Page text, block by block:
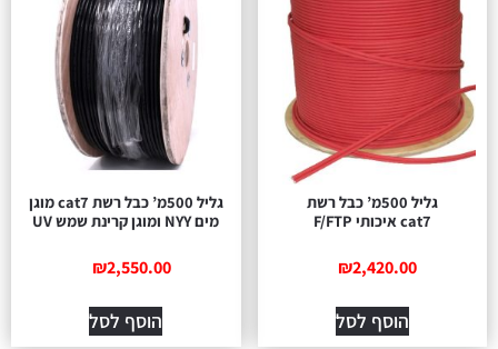
גליל 500מ’ כבל רשת
cat7 איכותי F/FTP
₪2,420.00
הוסף לסל
גליל 500מ’ כבל רשת cat7 מוגן
מים NYY ומוגן קרינת שמש UV
₪2,550.00
הוסף לסל